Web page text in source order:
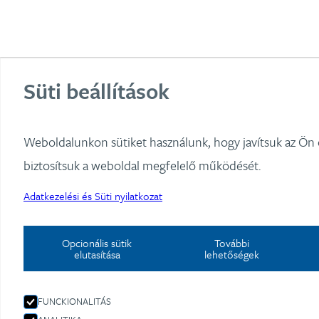
Süti beállítások
Weboldalunkon sütiket használunk, hogy javítsuk az
biztosítsuk a weboldal megfelelő működését.
Adatkezelési és Süti nyilatkozat
Opcionális sütik
elutasítása
További
lehetőségek
FUNCKIONALITÁS
Önkéntes